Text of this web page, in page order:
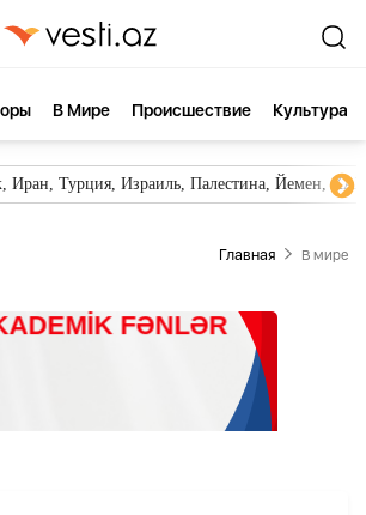
В Мире Происшествие Культура
Иран, Турция, Израиль, Палестина, Йемен,
Главная В мире